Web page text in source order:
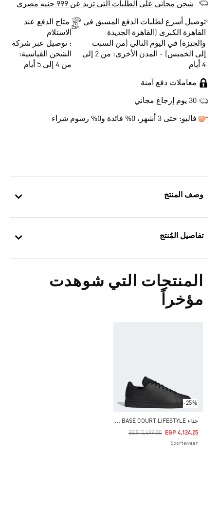
وصف المنتج
تفاصيل المُنتج
المنتجات التي شوهدت
مؤخراً
-25%
ح
ذاء ADVANTAGE BASE COURT LIFESTYLE
Price Reduced From
EGP 5,499.00
To EGP 4,124.25
Sportswear
شحن مجاني على الطلبات التي تزيد عن 999 جنيه مصري
توصيل أسرع لطلبات الدفع المسبق في
القاهرة الكبرى (القاهرة الجديدة
والجيزة) في اليوم التالي (من السبت
إلى الخميس) - المدن الأخرى: من 2 إلى
4 أيام
متاح الدفع عند
الاستلام
: توصيل عبر شركة
الشحن القياسية:
من 4 إلى 5 أيام
معاملات دفع آمنة
فاليو: حتى 3 أشهر، 0% فائدة و0% رسوم شراء